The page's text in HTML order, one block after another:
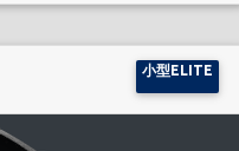
小型ELITE